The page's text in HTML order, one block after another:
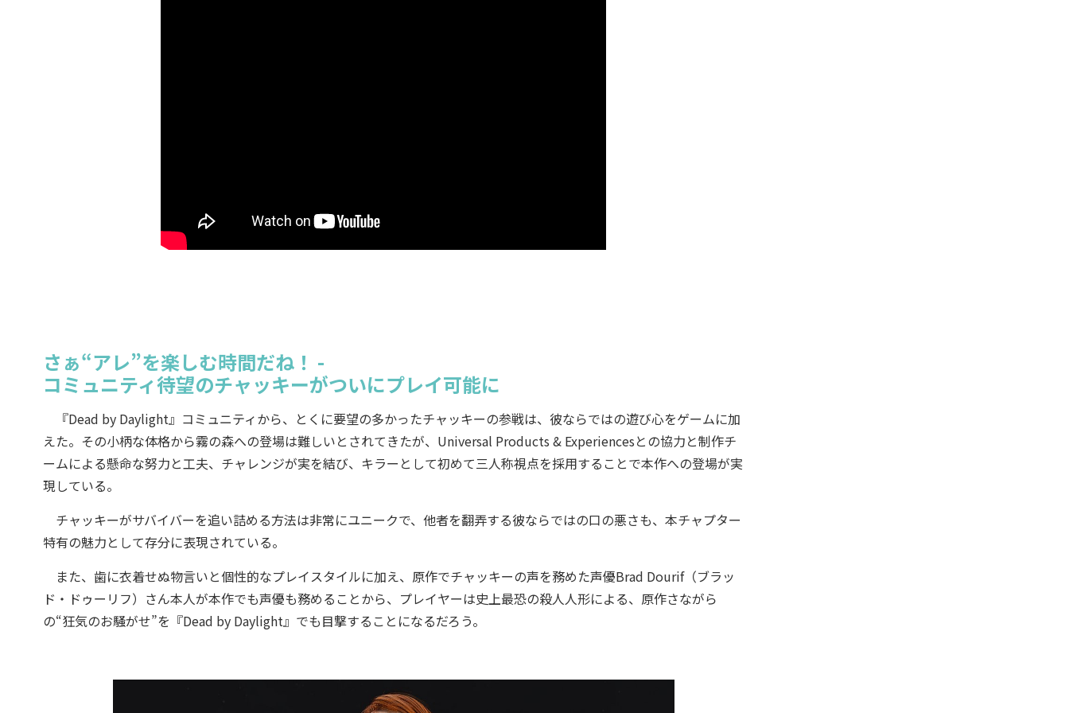
さぁ“アレ”を楽しむ時間だね！ -
コミュニティ待望のチャッキーがついにプレイ可能に
『Dead by Daylight』コミュニティから、とくに要望の多かったチャッキーの参戦は、彼ならではの遊び心をゲームに加
えた。その小柄な体格から霧の森への登場は難しいとされてきたが、Universal Products & Experiencesとの協力と制作チ
ームによる懸命な努力と工夫、チャレンジが実を結び、キラーとして初めて三人称視点を採用することで本作への登場が実
現している。
チャッキーがサバイバーを追い詰める方法は非常にユニークで、他者を翻弄する彼ならではの口の悪さも、本チャプター
特有の魅力として存分に表現されている。
また、歯に衣着せぬ物言いと個性的なプレイスタイルに加え、原作でチャッキーの声を務めた声優Brad Dourif（ブラッ
ド・ドゥーリフ）さん本人が本作でも声優も務めることから、プレイヤーは史上最恐の殺人人形による、原作さながら
の“狂気のお騒がせ”を『Dead by Daylight』でも目撃することになるだろう。